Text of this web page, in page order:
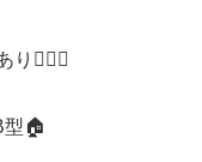
🙆🏻‍♀️
型🏠